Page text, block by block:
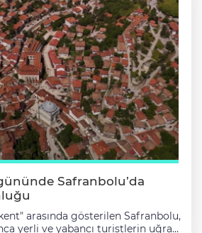
Safranbolu’da
arasında gösterilen Safranbolu,
yerli ve yabancı turistlerin uğrak